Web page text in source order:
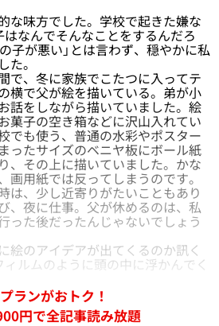
な味方でした。学校で起きた嫌な
はなんでそんなことをするんだろ
子が悪い」とは言わず、穏やかに私
た。
で、冬に家族でこたつに入ってテ
横で父が絵を描いている。弟が小
話をしながら描いていました。絵
菓子の空き箱などに沢山入れてい
でも使う、普通の水彩やポスター
ったサイズのベニヤ板にボール紙
、その上に描いていました。かな
画用紙では反ってしまうのです。
は、少し近寄りがたいこともあり
、夜に仕事。父が休めるのは、私
った後だったんじゃないでしょう
絵のアイデアが出てくるのか訊く
ィルムのように頭の中に浮かんでく
ランがおトク！
円で全記事読み放題